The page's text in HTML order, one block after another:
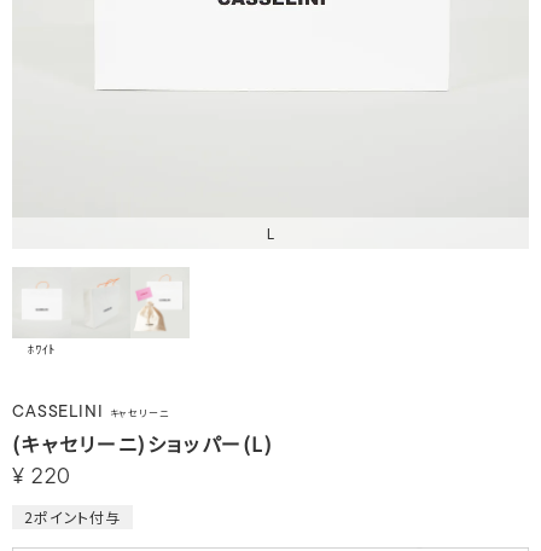
L
ﾎﾜｲﾄ
CASSELINI キャセリーニ
(キャセリーニ)ショッパー(L)
¥ 220
2ポイント付与